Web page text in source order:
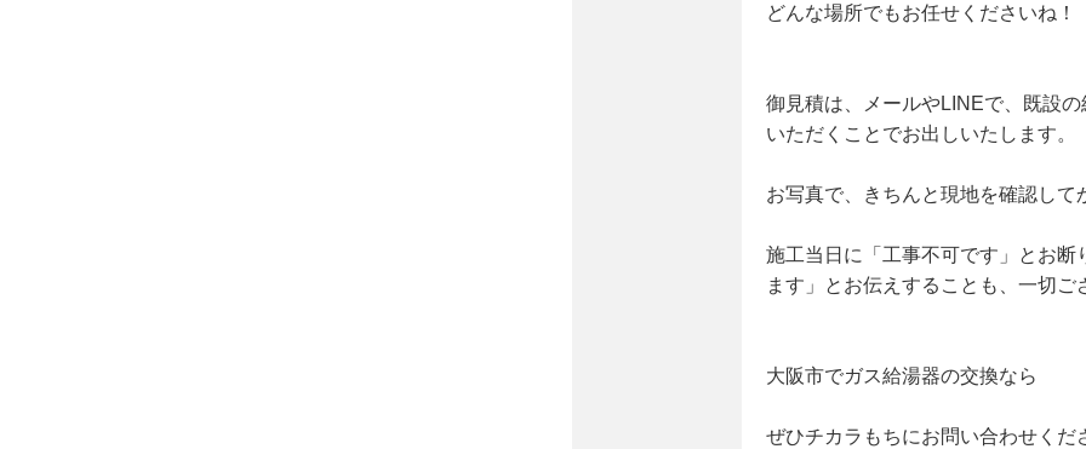
どんな場所でもお任せくださいね！
御見積は、メールやLINEで、既設
いただくことでお出しいたします。
お写真で、きちんと現地を確認し
施工当日に「工事不可です」とお
ます」とお伝えすることも、一切ご
大阪市でガス給湯器の交換なら
ぜひチカラもちにお問い合わせくだ